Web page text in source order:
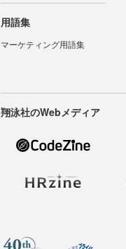
用語集
マーケティング用語集
翔泳社のWebメディア